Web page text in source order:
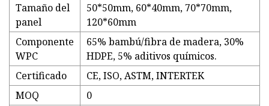
Tamaño del
panel
50*50mm, 60*40mm, 70*70mm,
120*60mm
Componente
WPC
65% bambú/fibra de madera, 30%
HDPE, 5% aditivos químicos.
Certificado
CE, ISO, ASTM, INTERTEK
MOQ
0